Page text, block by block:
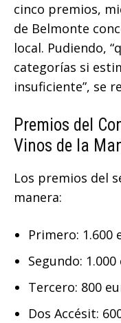
cinco premios,
de Belmonte
local. Pudiendo,
categorías si
insuficiente”, se
Premios del
Vinos de la
Los premios del
manera:
Primero: 1.600
Segundo:
Tercero: 800
Dos Accésit: